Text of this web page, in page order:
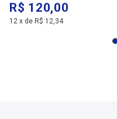
R$ 120,00
12 x de R$ 12,34